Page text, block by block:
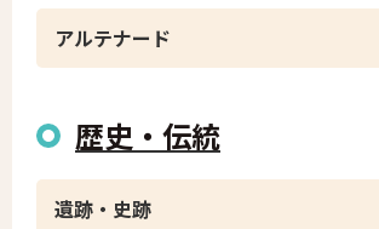
アルテナード
歴史・伝統
遺跡・史跡